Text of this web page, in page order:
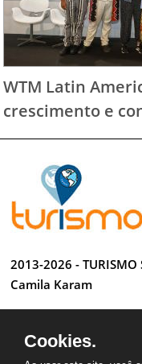
WTM Latin
crescimento e
2013-2026 -
Camila Karam
Desenvolvido por
Cookies.